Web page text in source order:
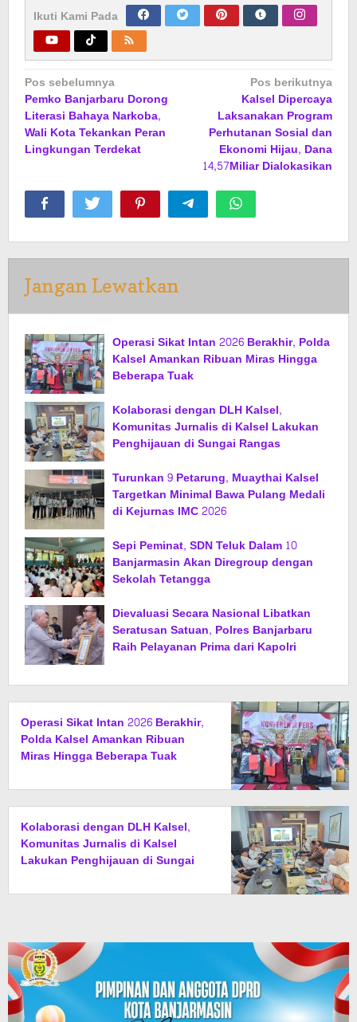
Ikuti Kami Pada
Navigasi
pos
Pos sebelumnya
Pemko Banjarbaru Dorong
Literasi Bahaya Narkoba,
Wali Kota Tekankan Peran
Lingkungan Terdekat
Pos berikutnya
Kalsel Dipercaya
Laksanakan Program
Perhutanan Sosial dan
Ekonomi Hijau, Dana
14,57Miliar Dialokasikan
Jangan Lewatkan
Operasi Sikat Intan 2026 Berakhir, Polda
Kalsel Amankan Ribuan Miras Hingga
Beberapa Tuak
Kolaborasi dengan DLH Kalsel,
Komunitas Jurnalis di Kalsel Lakukan
Penghijauan di Sungai Rangas
Turunkan 9 Petarung, Muaythai Kalsel
Targetkan Minimal Bawa Pulang Medali
di Kejurnas IMC 2026
Sepi Peminat, SDN Teluk Dalam 10
Banjarmasin Akan Diregroup dengan
Sekolah Tetangga
Dievaluasi Secara Nasional Libatkan
Seratusan Satuan, Polres Banjarbaru
Raih Pelayanan Prima dari Kapolri
Operasi Sikat Intan 2026 Berakhir,
Polda Kalsel Amankan Ribuan
Miras Hingga Beberapa Tuak
Kolaborasi dengan DLH Kalsel,
Komunitas Jurnalis di Kalsel
Lakukan Penghijauan di Sungai